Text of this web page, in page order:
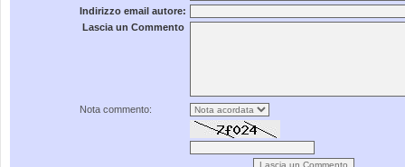
Indirizzo email autore:
Lascia un Commento
Nota commento: